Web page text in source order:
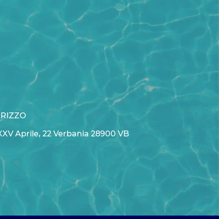
Aprile, 22 Verbania 28900 VB